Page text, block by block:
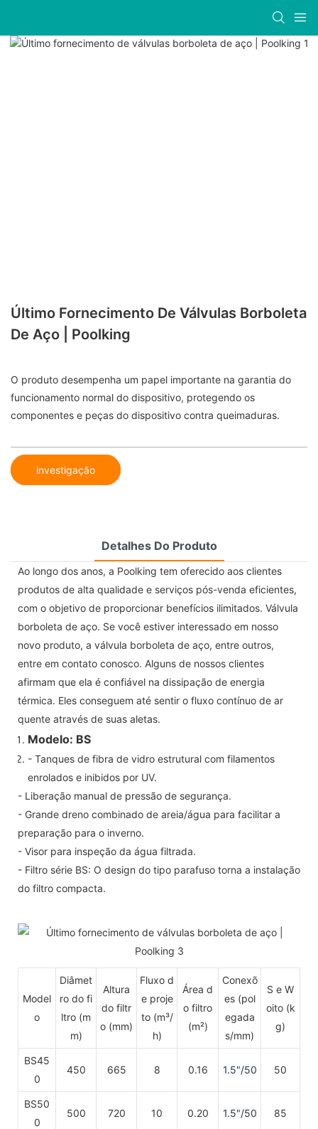
Último Fornecimento De Válvulas Borboleta
De Aço | Poolking
O produto desempenha um papel importante na garantia do
funcionamento normal do dispositivo, protegendo os
componentes e peças do dispositivo contra queimaduras.
investigação
Detalhes Do Produto
Ao longo dos anos, a Poolking tem oferecido aos clientes
produtos de alta qualidade e serviços pós-venda eficientes,
com o objetivo de proporcionar benefícios ilimitados. Válvula
borboleta de aço. Se você estiver interessado em nosso
novo produto, a válvula borboleta de aço, entre outros,
entre em contato conosco. Alguns de nossos clientes
afirmam que ela é confiável na dissipação de energia
térmica. Eles conseguem até sentir o fluxo contínuo de ar
quente através de suas aletas.
Modelo: BS
- Tanques de fibra de vidro estrutural com filamentos
enrolados e inibidos por UV.
- Liberação manual de pressão de segurança.
- Grande dreno combinado de areia/água para facilitar a
preparação para o inverno.
- Visor para inspeção da água filtrada.
- Filtro série BS: O design do tipo parafuso torna a instalação
do filtro compacta.
Model
o
Diâmet
ro do fi
ltro (m
m)
Altura
do filtr
o (mm)
Fluxo d
e proje
to (m³/
h)
Área d
o filtro
(m²)
Conexõ
es (pol
egada
s/mm)
S e W
oito (k
g)
BS45
0
450 665 8 0.16 1.5"/50 50
BS50
0
500 720 10 0.20 1.5"/50 85